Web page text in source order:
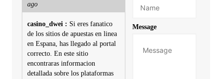
ago
casino_dwei : Si eres fanatico
de los sitios de apuestas en linea
en Espana, has llegado al portal
correcto. En este sitio
encontraras informacion
detallada sobre los plataformas
Message